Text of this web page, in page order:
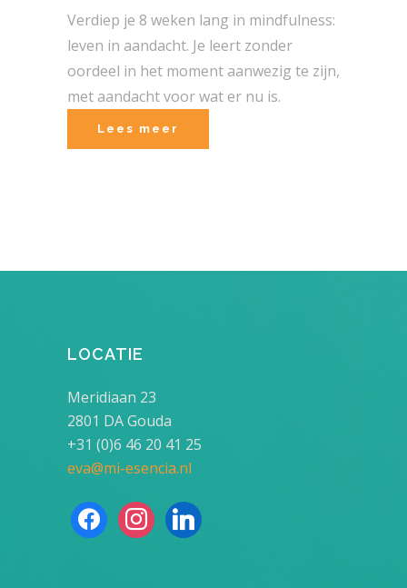
Verdiep je 8 weken lang in mindfulness:
leven in aandacht. Je leert zonder
oordeel in het moment aanwezig te zijn,
met aandacht voor wat er nu is.
Lees meer
LOCATIE
Meridiaan 23
2801 DA Gouda
+31 (0)6 46 20 41 25
eva@mi-esencia.nl
facebookinstagramlinkedin